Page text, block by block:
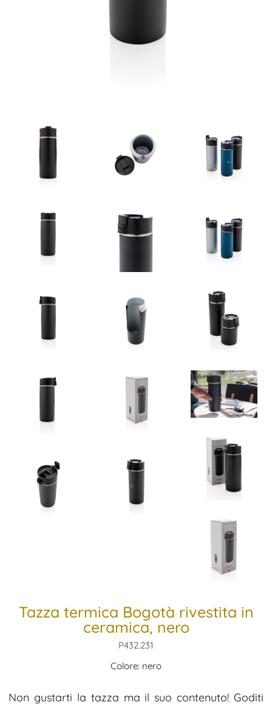
Tazza termica Bogotà rivestita in
ceramica, nero
P432.231
Colore: nero
Non gustarti la tazza ma il suo contenuto! Goditi